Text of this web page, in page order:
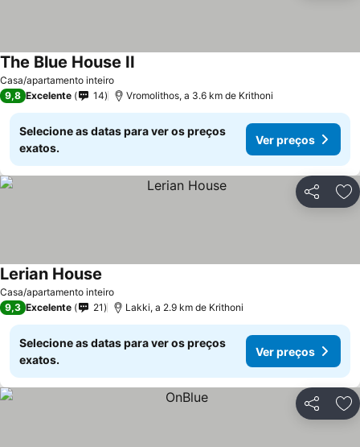
Casa/apartamento inteiro
The Blue House II
9,8 Excelente 14 Vromolithos, a 3.6 km de Krithoni
Selecione as datas para ver os preços
exatos.
Ver preços
Partilhar
Casa/apartamento inteiro
Lerian House
9,3 Excelente 21 Lakki, a 2.9 km de Krithoni
Selecione as datas para ver os preços
exatos.
Ver preços
Partilhar